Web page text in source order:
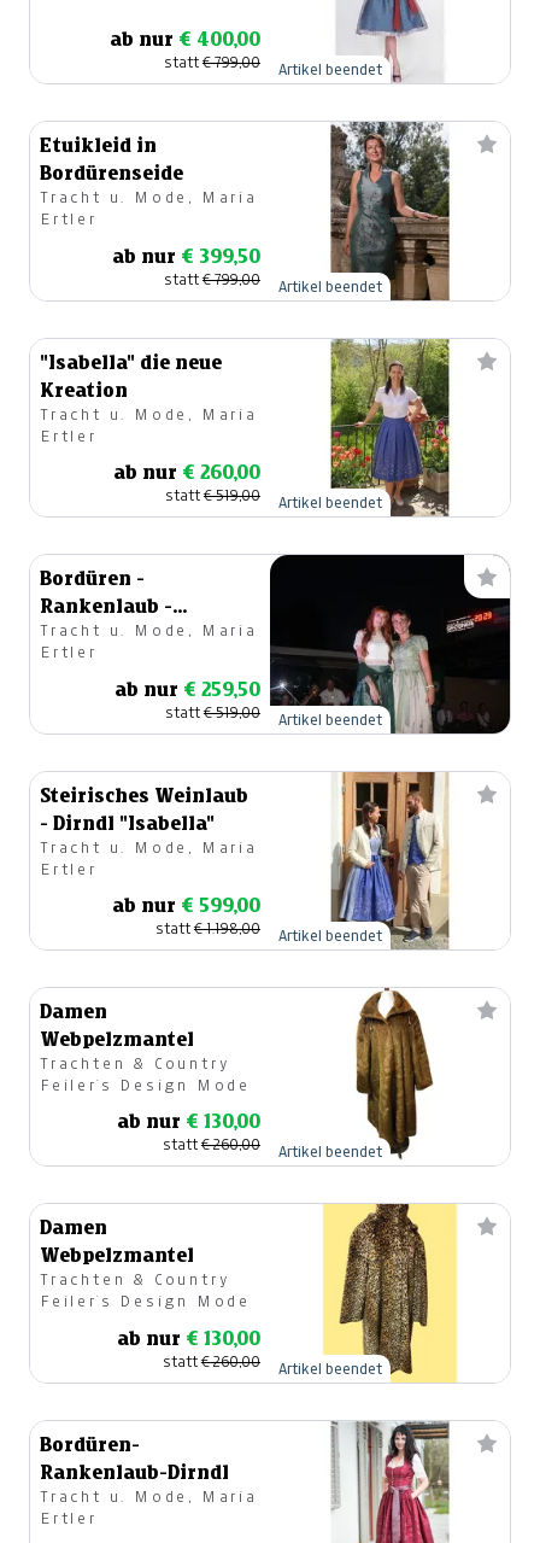
ab nur € 400,00
statt€ 799,00 Artikel beendet
Etuikleid in
Bordürenseide
Tracht u. Mode, Maria
Ertler
ab nur € 399,50
statt€ 799,00 Artikel beendet
"Isabella" die neue
Kreation
Tracht u. Mode, Maria
Ertler
ab nur € 260,00
statt€ 519,00 Artikel beendet
Bordüren -
Rankenlaub -
Faltenrock
Tracht u. Mode, Maria
Ertler
ab nur € 259,50
statt€ 519,00 Artikel beendet
Steirisches Weinlaub
- Dirndl "Isabella"
Tracht u. Mode, Maria
Ertler
ab nur € 599,00
statt€ 1.198,00 Artikel beendet
Damen
Webpelzmantel
Trachten & Country
Feiler`s Design Mode
ab nur € 130,00
statt€ 260,00 Artikel beendet
Damen
Webpelzmantel
Trachten & Country
Feiler`s Design Mode
ab nur € 130,00
statt€ 260,00 Artikel beendet
Bordüren-
Rankenlaub-Dirndl
Tracht u. Mode, Maria
Ertler